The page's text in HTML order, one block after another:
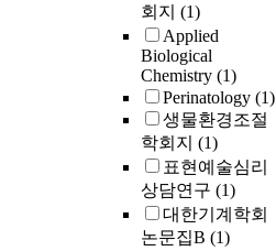
회지 (1)
Applied
Biological
Chemistry (1)
Perinatology (1)
생물환경조절
학회지 (1)
표현예술심리
상담연구 (1)
대한기계학회
논문집B (1)